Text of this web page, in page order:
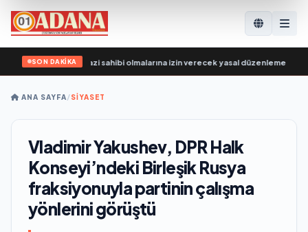
SON DAKİKAarazi sahibi olmalarına izin verecek yasal düzenlemeler
ANA SAYFA/SİYASET
Vladimir Yakushev, DPR Halk
Konseyi’ndeki Birleşik Rusya
fraksiyonuyla partinin çalışma
yönlerini görüştü